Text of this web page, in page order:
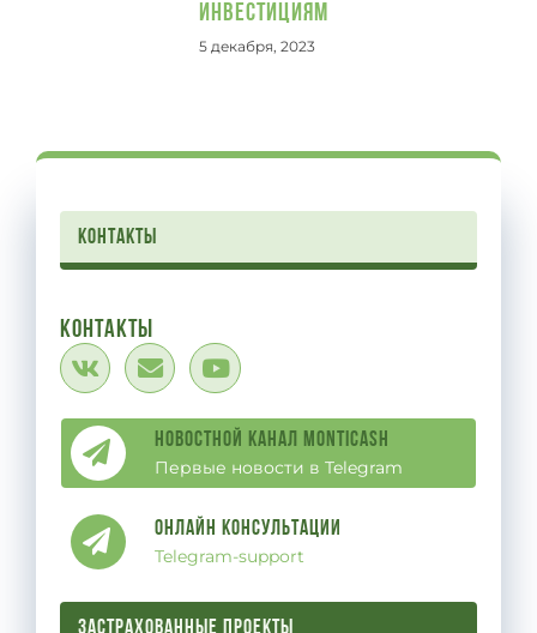
инвестициям
5 декабря, 2023
контакты
Контакты
Новостной канал Monticash
Первые новости в Telegram
Онлайн Консультации
Telegram-support